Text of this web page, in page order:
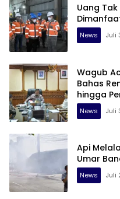
Uang Tak
News Juli
‎Wagub
Bahas
hingga
News Juli
Api
Umar
News Juli